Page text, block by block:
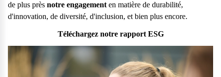
de plus près notre engagement en matière de durabilité,
d'innovation, de diversité, d'inclusion, et bien plus encore.
Téléchargez notre rapport ESG